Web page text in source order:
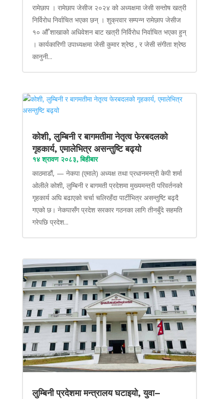
रामेछाप । रामेछाप जेसीज २०२४ को अध्यक्षमा जेसी सन्तोष खत्री
निर्विरोध निर्वाचित भएका छन् । शुक्रवार सम्पन्न रामेछाप जेसीज
१० औँ शाखाको अधिवेशन बाट खत्री निर्विरोध निर्वाचित भएका हुन्
। कार्यकारिणी उपाध्यक्षमा जेसी कुमार श्रेष्ठ , र जेसी संगीता श्रेष्ठ
कानुनी...
कोशी, लुम्बिनी र बागमतीमा नेतृत्व फेरबदलको
गृहकार्य, एमालेभित्र असन्तुष्टि बढ्यो
१४ श्रावण २०८३, बिहीबार
काठमाडौं, — नेकपा (एमाले) अध्यक्ष तथा प्रधानमन्त्री केपी शर्मा
ओलीले कोशी, लुम्बिनी र बागमती प्रदेशमा मुख्यमन्त्री परिवर्तनको
गृहकार्य अघि बढाएको चर्चा चलिरहँदा पार्टीभित्र असन्तुष्टि बढ्दै
गएको छ। नेकपासँग प्रदेश सरकार गठनका लागि तीनबुँदे सहमति
गरेपछि प्रदेश...
लुम्बिनी प्रदेशमा मन्त्रालय घटाइयो, युवा–